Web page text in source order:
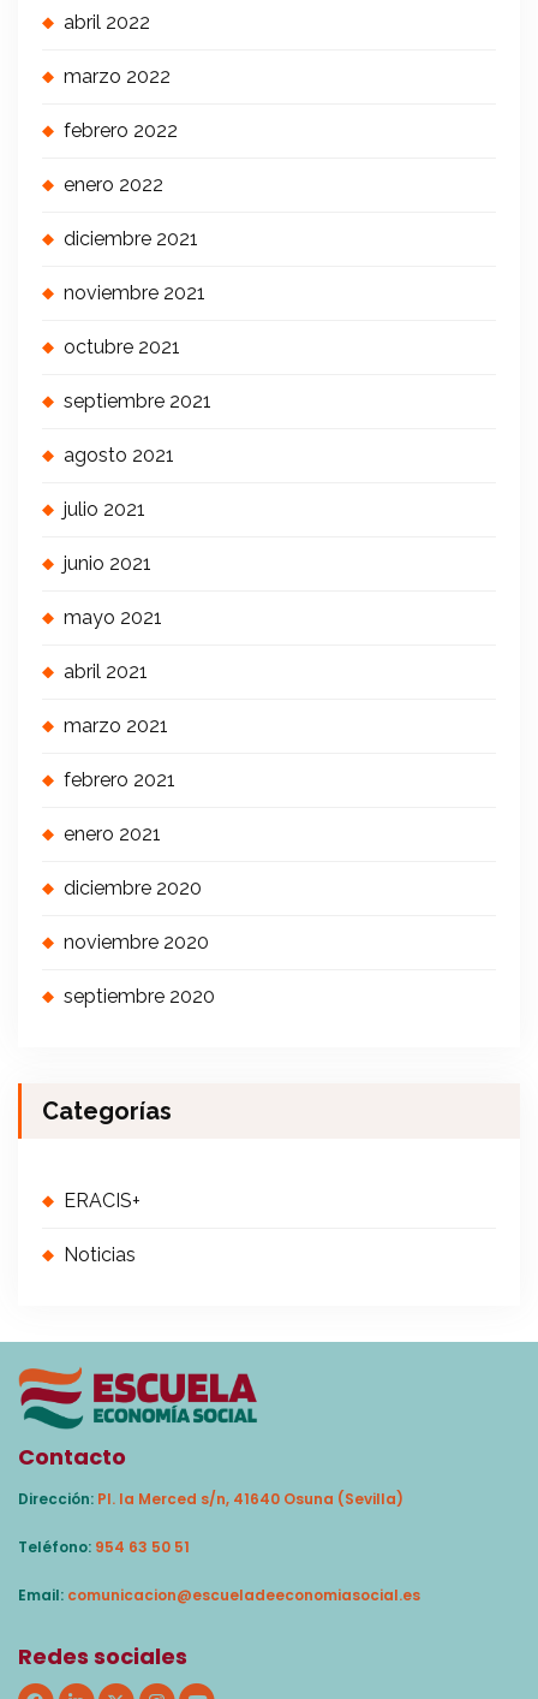
abril 2022
marzo 2022
febrero 2022
enero 2022
diciembre 2021
noviembre 2021
octubre 2021
septiembre 2021
agosto 2021
julio 2021
junio 2021
mayo 2021
abril 2021
marzo 2021
febrero 2021
enero 2021
diciembre 2020
noviembre 2020
septiembre 2020
Categorías
ERACIS+
Noticias
Contacto
Dirección: Pl. la Merced s/n, 41640 Osuna (Sevilla)
Teléfono: 954 63 50 51
Email: comunicacion@escueladeeconomiasocial.es
Redes sociales